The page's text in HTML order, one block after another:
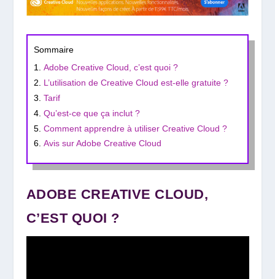
Sommaire
Adobe Creative Cloud, c’est quoi ?
L’utilisation de Creative Cloud est-elle gratuite ?
Tarif
Qu’est-ce que ça inclut ?
Comment apprendre à utiliser Creative Cloud ?
Avis sur Adobe Creative Cloud
ADOBE CREATIVE CLOUD,
C’EST QUOI ?